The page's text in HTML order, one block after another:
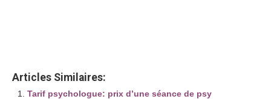
Articles Similaires:
Tarif psychologue: prix d’une séance de psy